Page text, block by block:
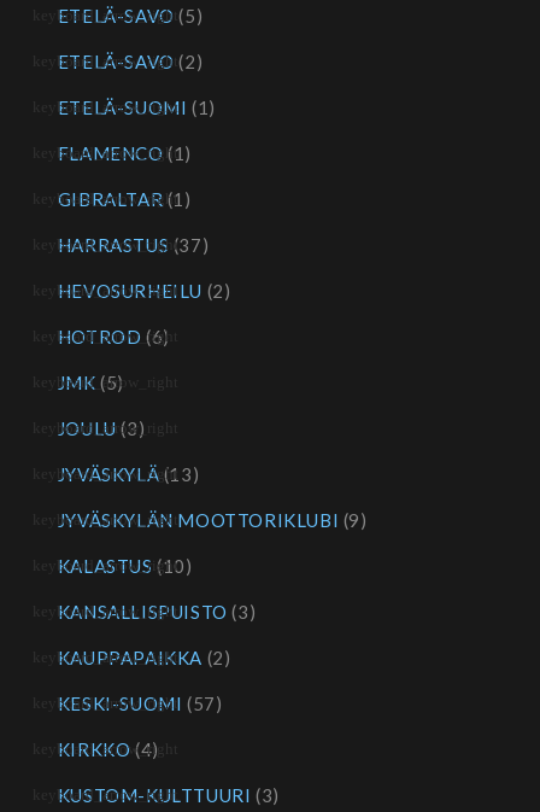
ETELÄ-SAVO (5)
ETELÄ-SAVO (2)
ETELÄ-SUOMI (1)
FLAMENCO (1)
GIBRALTAR (1)
HARRASTUS (37)
HEVOSURHEILU (2)
HOTROD (6)
JMK (5)
JOULU (3)
JYVÄSKYLÄ(13)
JYVÄSKYLÄN MOOTTORIKLUBI (9)
KALASTUS (10)
KANSALLISPUISTO (3)
KAUPPAPAIKKA (2)
KESKI-SUOMI (57)
KIRKKO (4)
KUSTOM-KULTTUURI (3)